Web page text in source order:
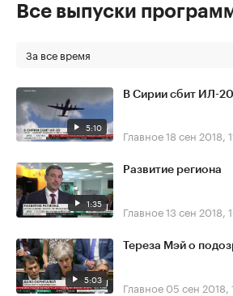
Все выпуски
За все время
5:10
В Сирии сбит ИЛ-20
Главное18 сен 2018,
1:35
Развитие региона
Главное13 сен 2018,
5:03
Тереза Мэй о
Главное 05 сен 2018,